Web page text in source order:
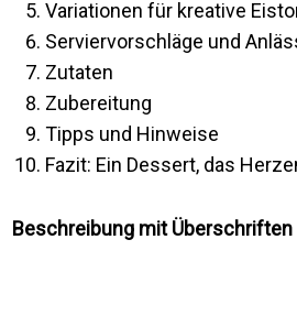
Variationen für kreative
Serviervorschläge und
Zutaten
Zubereitung
Tipps und Hinweise
Fazit: Ein Dessert, das
Beschreibung mit Überschriften